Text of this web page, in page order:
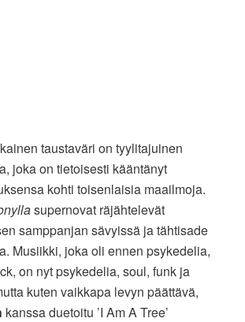
taustaväri on tyylitajuinen
joka on tietoisesti kääntänyt
kohti toisenlaisia maailmoja.
supernovat räjähtelevät
samppanjan sävyissä ja tähtisade
Musiikki, joka oli ennen psykedelia,
on nyt psykedelia, soul, funk ja
kuten vaikkapa levyn päättävä,
kanssa duetoitu ’I Am A Tree’